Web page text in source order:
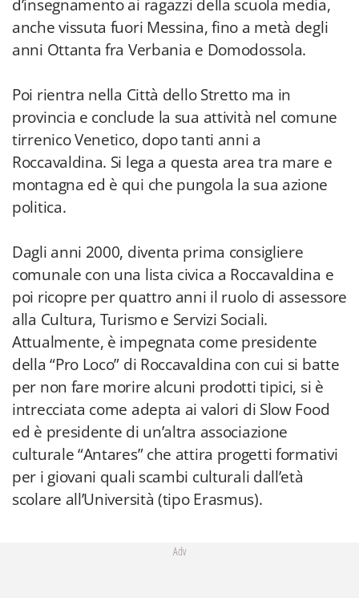
d’insegnamento ai ragazzi della scuola media,
anche vissuta fuori Messina, fino a metà degli
anni Ottanta fra Verbania e Domodossola.
Poi rientra nella Città dello Stretto ma in
provincia e conclude la sua attività nel comune
tirrenico Venetico, dopo tanti anni a
Roccavaldina. Si lega a questa area tra mare e
montagna ed è qui che pungola la sua azione
politica.
Dagli anni 2000, diventa prima consigliere
comunale con una lista civica a Roccavaldina e
poi ricopre per quattro anni il ruolo di assessore
alla Cultura, Turismo e Servizi Sociali.
Attualmente, è impegnata come presidente
della “Pro Loco” di Roccavaldina con cui si batte
per non fare morire alcuni prodotti tipici, si è
intrecciata come adepta ai valori di Slow Food
ed è presidente di un’altra associazione
culturale “Antares” che attira progetti formativi
per i giovani quali scambi culturali dall’età
scolare all’Università (tipo Erasmus).
Adv